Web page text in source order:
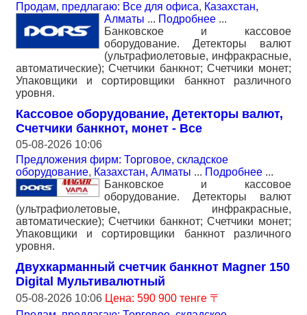
Продам, предлагаю: Все для офиса, Казахстан,
Алматы ... Подробнее ...
Банковское и кассовое
оборудование. Детекторы валют
(ультрафиолетовые, инфракрасные,
автоматические); Счетчики банкнот; Счетчики монет;
Упаковщики и сортировщики банкнот различного
уровня.
Кассовое оборудование, Детекторы валют,
Счетчики банкнот, монет - Все
05-08-2026 10:06
Предложения фирм: Торговое, складское
оборудование, Казахстан, Алматы ... Подробнее ...
Банковское и кассовое
оборудование. Детекторы валют
(ультрафиолетовые, инфракрасные,
автоматические); Счетчики банкнот; Счетчики монет;
Упаковщики и сортировщики банкнот различного
уровня.
Двухкарманный счетчик банкнот Magner 150
Digital Мультивалютный
05-08-2026 10:06 Цена: 590 900 тенге 〒